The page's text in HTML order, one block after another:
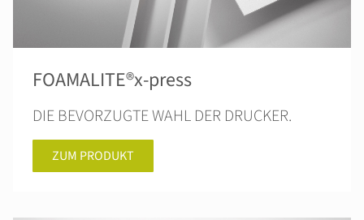
FOAMALITE®x-press
DIE BEVORZUGTE WAHL DER DRUCKER.
ZUM PRODUKT